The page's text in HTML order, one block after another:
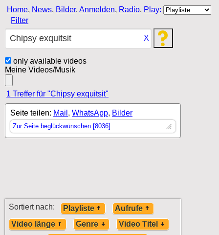
Home, News, Bilder, Anmelden, Radio, Play:
Filter
X
only available videos
Meine Videos/Musik
1 Treffer für "Chipsy exquitsit"
Seite teilen: Mail , WhatsApp, Bilder
Zur Seite beglückwünschen [8036]
Sortiert nach: Playliste
Aufrufe
Video länge
Genre
Video Titel